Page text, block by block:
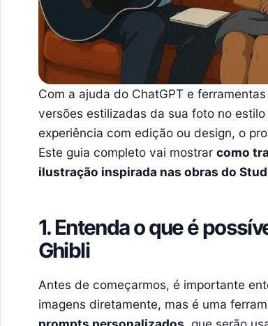
Com a ajuda do ChatGPT e
versões estilizadas da sua foto no
experiência com edição ou design, o
Este guia completo vai mostrar como
ilustração inspirada nas obras do
1. Entenda o que é
Ghibli
Antes de começarmos, é importante
imagens diretamente, mas é uma